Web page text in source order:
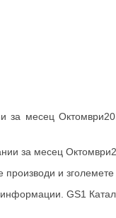
за месец
за месец
и зголемете
GS1